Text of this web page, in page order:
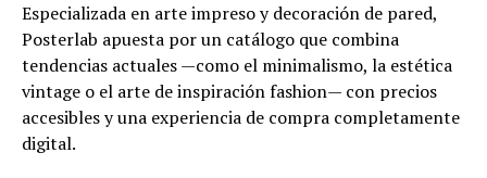
Especializada en arte impreso y decoración de pared,
Posterlab apuesta por un catálogo que combina
tendencias actuales —como el minimalismo, la estética
vintage o el arte de inspiración fashion— con precios
accesibles y una experiencia de compra completamente
digital.